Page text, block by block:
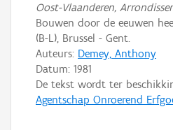
Oost-Vlaanderen,
Bouwen door de eeuwen
(B-L), Brussel - Gent.
Auteurs: Demey, Anthony
Datum: 1981
De tekst wordt ter
Agentschap Onroerend